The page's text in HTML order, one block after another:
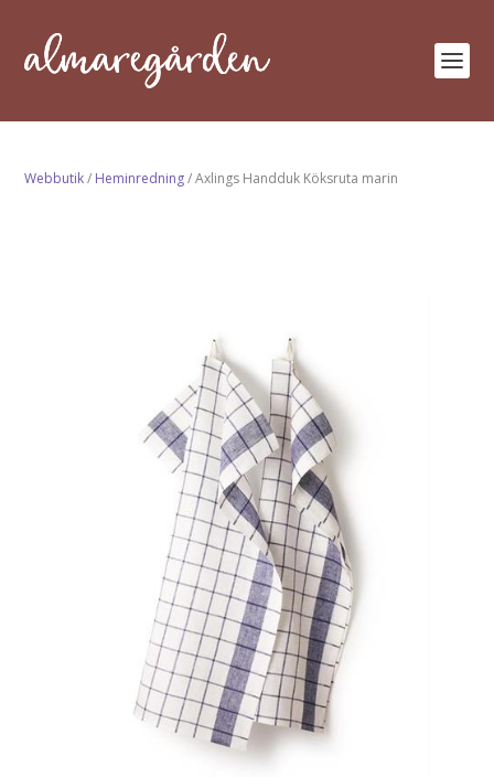
Webbutik/ Heminredning/ Axlings Handduk Köksruta marin